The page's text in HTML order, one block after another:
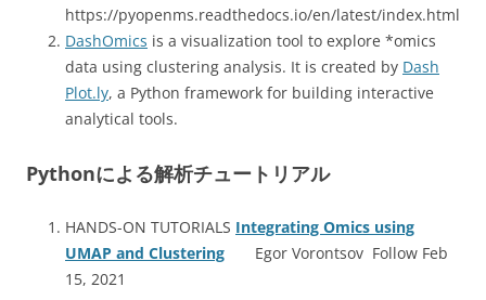
https://pyopenms.readthedocs.io/en/latest/index.html
DashOmics is a visualization tool to explore *omics
data using clustering analysis. It is created by Dash
Plot.ly, a Python framework for building interactive
analytical tools.
Pythonによる解析チュートリアル
HANDS-ON TUTORIALS Integrating Omics using
UMAP and Clustering Egor Vorontsov Follow Feb
15, 2021